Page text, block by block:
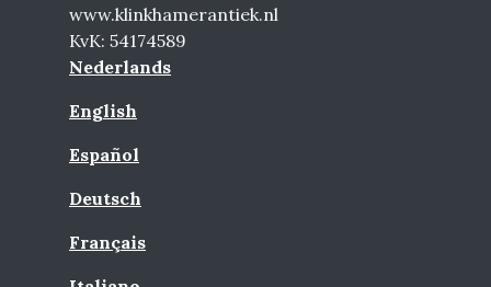
www.klinkhamerantiek.nl
KvK: 54174589
Nederlands
English
Español
Deutsch
Français